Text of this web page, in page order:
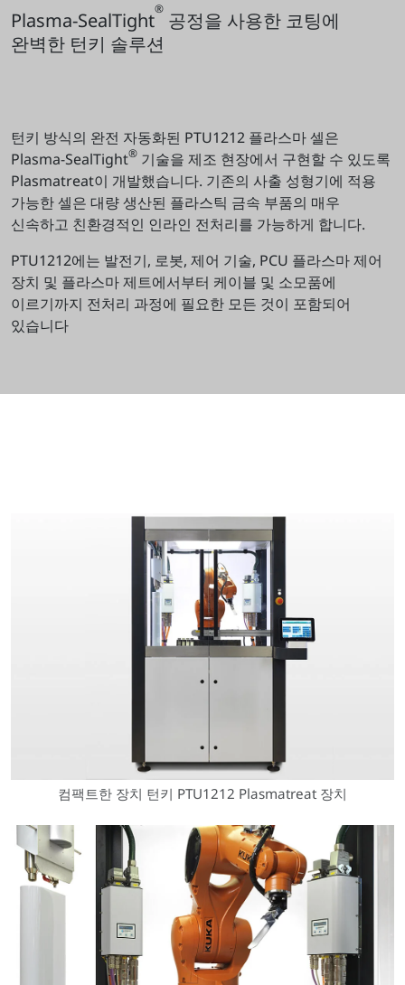
Plasma-SealTight® 공정을 사용한 코팅에
완벽한 턴키 솔루션
턴키 방식의 완전 자동화된 PTU1212 플라스마 셀은
Plasma-SealTight® 기술을 제조 현장에서 구현할 수 있도록
Plasmatreat이 개발했습니다. 기존의 사출 성형기에 적용
가능한 셀은 대량 생산된 플라스틱 금속 부품의 매우
신속하고 친환경적인 인라인 전처리를 가능하게 합니다.
PTU1212에는 발전기, 로봇, 제어 기술, PCU 플라스마 제어
장치 및 플라스마 제트에서부터 케이블 및 소모품에
이르기까지 전처리 과정에 필요한 모든 것이 포함되어
있습니다
컴팩트한 장치 턴키 PTU1212 Plasmatreat 장치